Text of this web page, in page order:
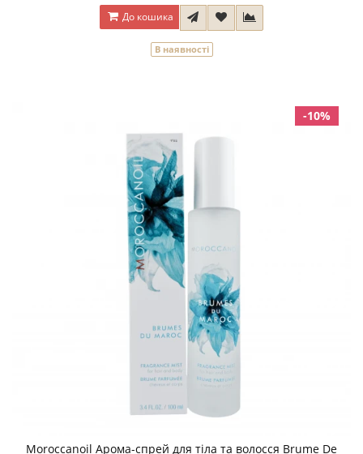
До кошика
В наявності
-10%
Moroccanoil Арома-спрей для тіла та волосся Brume De